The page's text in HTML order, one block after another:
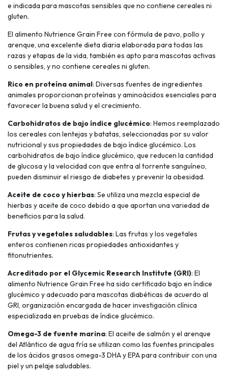
e indicada para mascotas sensibles que no contiene cereales ni
gluten.
El alimento Nutrience Grain Free con fórmula de pavo, pollo y
arenque, una excelente dieta diaria elaborada para todas las
razas y etapas de la vida, también es apto para mascotas activas
o sensibles, y no contiene cereales ni gluten.
Rico en proteína animal: Diversas fuentes de ingredientes
animales proporcionan proteínas y aminoácidos esenciales para
favorecer la buena salud y el crecimiento.
Carbohidratos de bajo índice glucémico: Hemos reemplazado
los cereales con lentejas y batatas, seleccionadas por su valor
nutricional y sus propiedades de bajo índice glucémico. Los
carbohidratos de bajo índice glucémico, que reducen la cantidad
de glucosa y la velocidad con que entra al torrente sanguíneo,
pueden disminuir el riesgo de diabetes y prevenir la obesidad.
Aceite de coco y hierbas: Se utiliza una mezcla especial de
hierbas y aceite de coco debido a que aportan una variedad de
beneficios para la salud.
Frutas y vegetales saludables: Las frutas y los vegetales
enteros contienen ricas propiedades antioxidantes y
fitonutrientes.
Acreditado por el Glycemic Research Institute (GRI): El
alimento Nutrience Grain Free ha sido certificado bajo en índice
glucémico y adecuado para mascotas diabéticas de acuerdo al
GRI, organización encargada de hacer investigación clínica
especializada en pruebas de índice glucémico.
Omega-3 de fuente marina: El aceite de salmón y el arenque
del Atlántico de agua fría se utilizan como las fuentes principales
de los ácidos grasos omega-3 DHA y EPA para contribuir con una
piel y un pelaje saludables.